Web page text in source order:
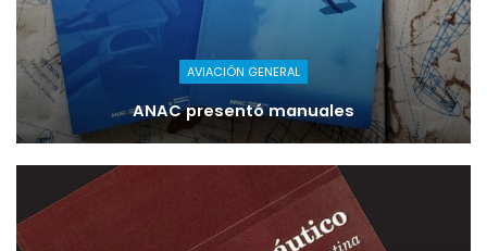
AVIACIÓN GENERAL
ANAC presentó manuales